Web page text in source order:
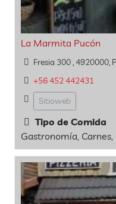
La Marmita Pucón
Fresia 300 , 4920000,
+56 452 442431
Sitioweb
Tipo de Comida
Gastronomía,